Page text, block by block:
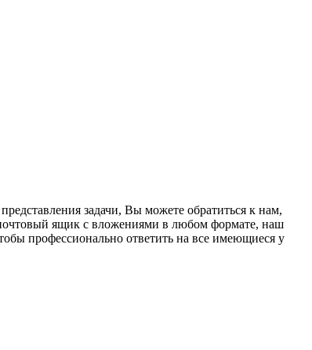
задачи, Вы можете обратиться к нам,
ящик с вложениями в любом формате, наш
профессионально ответить на все имеющиеся у